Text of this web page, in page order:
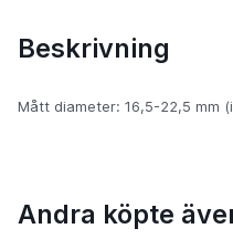
Beskrivning
Mått diameter: 16,5-22,5 mm
Andra köpte